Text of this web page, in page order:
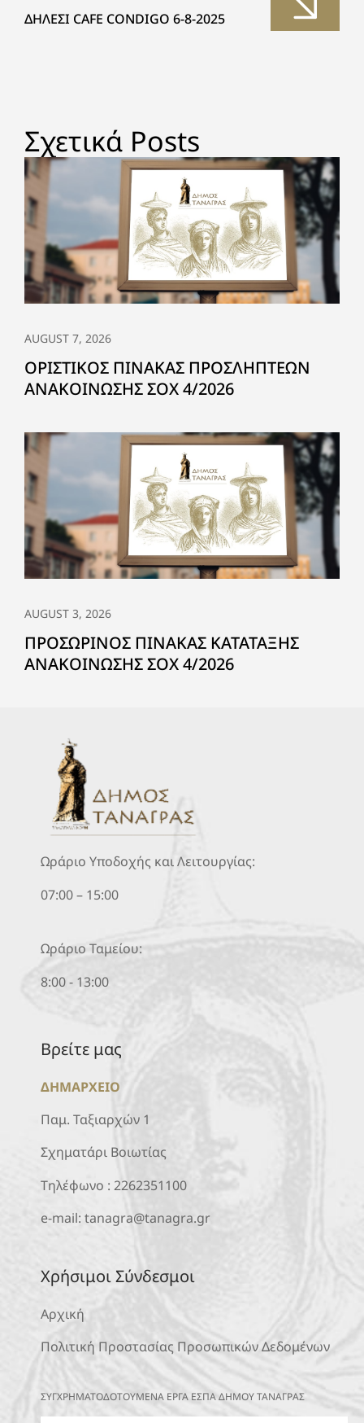
ΔΗΛΕΣΙ CAFE CONDIGO 6-8-2025
Σχετικά Posts
AUGUST 7, 2026
ΟΡΙΣΤΙΚΟΣ ΠΙΝΑΚΑΣ ΠΡΟΣΛΗΠΤΕΩΝ
ΑΝΑΚΟΙΝΩΣΗΣ ΣΟΧ 4/2026
AUGUST 3, 2026
ΠΡΟΣΩΡΙΝΟΣ ΠΙΝΑΚΑΣ ΚΑΤΑΤΑΞΗΣ
ΑΝΑΚΟΙΝΩΣΗΣ ΣΟΧ 4/2026
Ωράριο Υποδοχής και Λειτουργίας:
07:00 – 15:00
Ωράριο Ταμείου:
8:00 - 13:00
Βρείτε μας
ΔΗΜΑΡΧΕΙΟ
Παμ. Ταξιαρχών 1
Σχηματάρι Βοιωτίας
Τηλέφωνο : 2262351100
e-mail: tanagra@tanagra.gr
Χρήσιμοι Σύνδεσμοι
Αρχική
Πολιτική Προστασίας Προσωπικών Δεδομένων
ΣΥΓΧΡΗΜΑΤΟΔΟΤΟΥΜΕΝΑ ΕΡΓΑ ΕΣΠΑ ΔΗΜΟΥ ΤΑΝΑΓΡΑΣ